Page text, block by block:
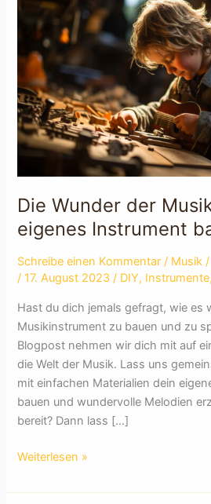
Die Wunder der
eigenes Instrument
Schreibe einen Kommentar / Musik /
/ 17. August 2023/ DIY, Instrumente,
Hast du dich jemals gefragt, wie es
Musikinstrument zu bauen und zu
Blogpost nehmen wir dich mit auf
die Welt der Musik. Lass uns
mit einfachen Materialien dein
bauen und wundervolle Melodien
bereit? Dann lass […]
Die
der
Weiterlesen »